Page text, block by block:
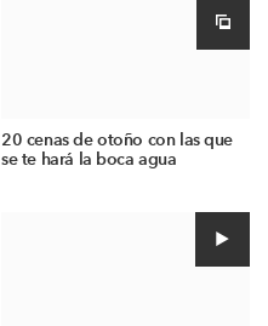
20 cenas de otoño con las que
se te hará la boca agua